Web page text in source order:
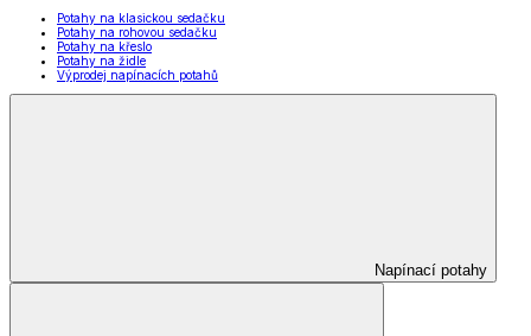
Potahy na klasickou sedačku
Potahy na rohovou sedačku
Potahy na křeslo
Potahy na židle
Výprodej napínacích potahů
Napínací potahy